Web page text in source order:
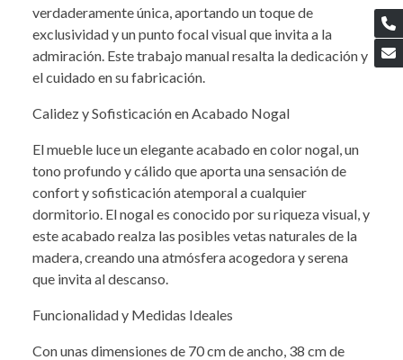
verdaderamente única, aportando un toque de
exclusividad y un punto focal visual que invita a la
admiración. Este trabajo manual resalta la dedicación y
el cuidado en su fabricación.
Calidez y Sofisticación en Acabado Nogal
El mueble luce un elegante acabado en color nogal, un
tono profundo y cálido que aporta una sensación de
confort y sofisticación atemporal a cualquier
dormitorio. El nogal es conocido por su riqueza visual, y
este acabado realza las posibles vetas naturales de la
madera, creando una atmósfera acogedora y serena
que invita al descanso.
Funcionalidad y Medidas Ideales
Con unas dimensiones de 70 cm de ancho, 38 cm de